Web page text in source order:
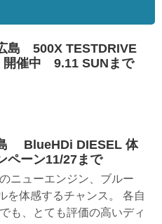
島 500X TESTDRIVE
開催中 9.11 SUNまで
BlueHDi DIESEL 体
ペーン11/27まで
ニューエンジン、ブルー
を体感するチャンス。 各自
も、とても評価の高いディ